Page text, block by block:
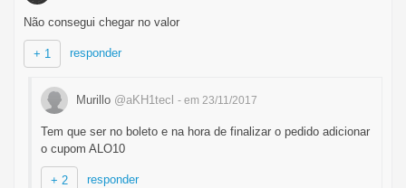
Não consegui chegar no valor
+ 1 responder
Murillo @aKH1tecl - em 23/11/2017
Tem que ser no boleto e na hora de finalizar o pedido adicionar
o cupom ALO10
+ 2 responder